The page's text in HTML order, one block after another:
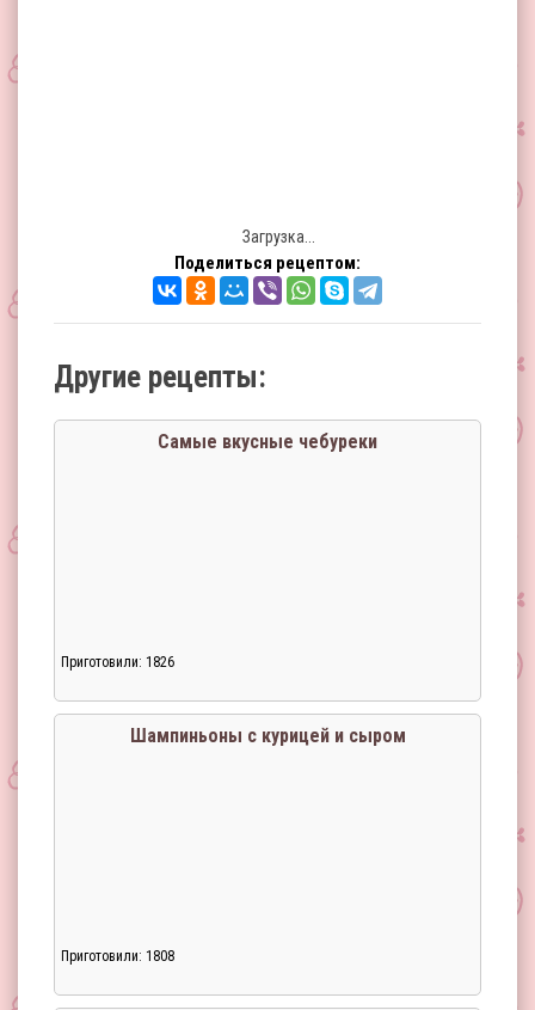
Загрузка...
Поделиться рецептом:
Другие рецепты:
Самые вкусные чебуреки
Приготовили: 1826
Шампиньоны с курицей и сыром
Приготовили: 1808